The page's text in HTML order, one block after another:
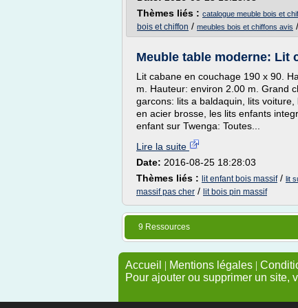
Thèmes liés : catalogue meuble bois et
bois et chiffon / meubles bois et chiffons avis /
Meuble table moderne: Lit
Lit cabane en couchage 190 x 90.
m. Hauteur: environ 2.00 m. Grand
garcons: lits a baldaquin, lits
en acier brosse, les lits enfants
enfant sur Twenga: Toutes...
Lire la suite
Date: 2016-08-25 18:28:03
Thèmes liés : lit enfant bois massif/ lit
massif pas cher / lit bois pin massif
9 Ressources
Accueil | Mentions légales |
Pour ajouter ou supprimer un site,